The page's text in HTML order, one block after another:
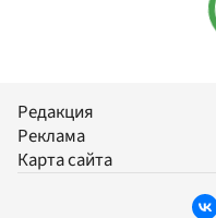
Редакция
Реклама
Карта сайта